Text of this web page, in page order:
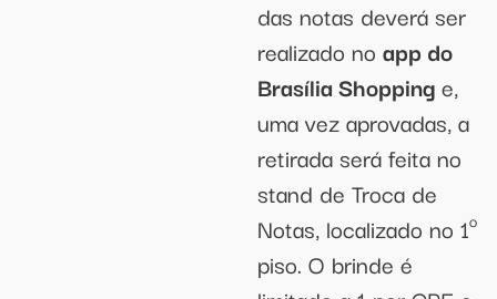
das notas deverá ser
realizado no app do
Brasília Shoppinge,
uma vez aprovadas, a
retirada será feita no
stand de Troca de
Notas, localizado no 1º
piso. O brinde é